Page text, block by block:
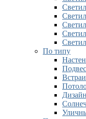
По типу